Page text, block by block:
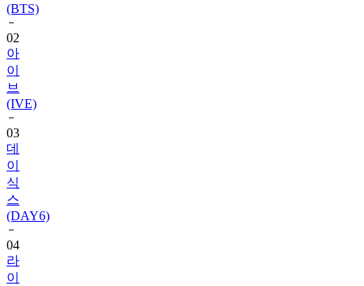
(BTS)
02
아
이
브
(IVE)
03
데
이
식
스
(DAY6)
04
라
이